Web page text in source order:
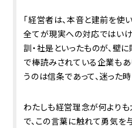
「経営者は、本音と建前を使
全てが現実への対応ではい
訓・社是といったものが、壁
で棒読みされている企業もあ
うのは信条であって、迷った
わたしも経営理念が何より
で、この言葉に触れて勇気を